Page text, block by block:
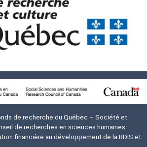
de recherche du Québec – Société et
de recherches en sciences humaines
financière au développement de la BDIS et